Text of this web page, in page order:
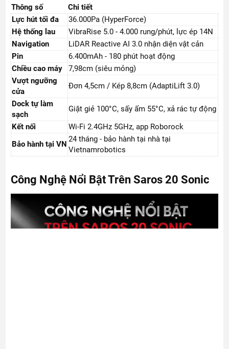
Thông số
Chi tiết
Lực hút tối đa
36.000Pa (HyperForce)
Hệ thống lau
VibraRise 5.0 - 4.000 rung/phút, lực ép 14N
Navigation
LiDAR Reactive AI 3.0 nhận diện vật cản
Pin
6.400mAh - 180 phút hoạt động
Chiều cao máy
7,98cm (siêu mỏng)
Vượt ngưỡng
cửa
Đơn 4,5cm / Kép 8,8cm (AdaptiLift 3.0)
Dock tự làm
sạch
Giặt giẻ 100°C, sấy ấm 55°C, xả rác tự động
Kết nối
Wi-Fi 2.4GHz 5GHz, app Roborock
Bảo hành tại VN
24 tháng - bảo hành tại nhà tại
Vietnamrobotics
Công Nghệ Nổi Bật Trên Saros 20 Sonic